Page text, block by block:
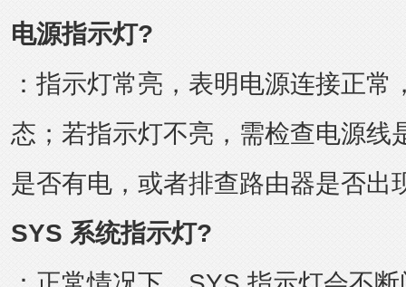
电源指示灯?
：指示灯常亮，表明电源连接正常
态；若指示灯不亮，需检查电源线
是否有电，或者排查路由器是否出
SYS 系统指示灯?